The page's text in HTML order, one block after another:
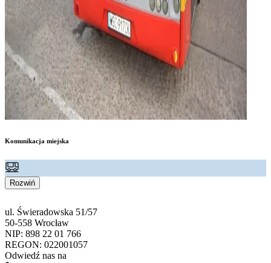
Komunikacja miejska
Rozwiń
ul. Świeradowska 51/57
50-558 Wrocław
NIP: 898 22 01 766
REGON: 022001057
Odwiedź nas na